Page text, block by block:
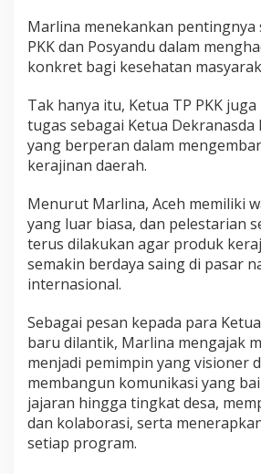
Marlina menekankan pentingnya
PKK dan Posyandu dalam
konkret bagi kesehatan
Tak hanya itu, Ketua TP PKK
tugas sebagai Ketua
yang berperan dalam
kerajinan daerah.
Menurut Marlina, Aceh memiliki
yang luar biasa, dan pelestarian
terus dilakukan agar produk
semakin berdaya saing di pasar
internasional.
Sebagai pesan kepada para
baru dilantik, Marlina mengajak
menjadi pemimpin yang visioner
membangun komunikasi yang
jajaran hingga tingkat desa,
dan kolaborasi, serta
setiap program.